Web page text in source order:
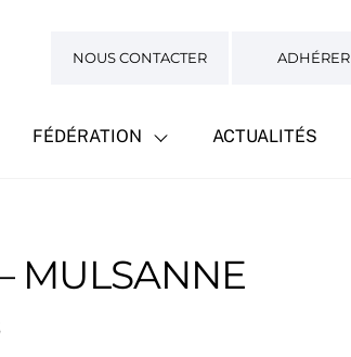
NOUS CONTACTER ADHÉRER
FÉDÉRATION ACTUALITÉS
MULSANNE